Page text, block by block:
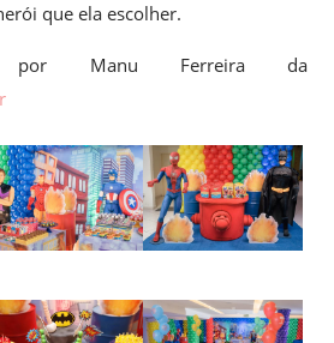
que ela escolher.
por Manu Ferreira da